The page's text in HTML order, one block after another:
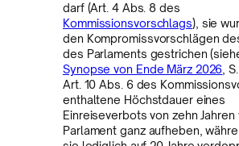
darf (Art. 4 Abs. 8 des
Kommissionsvorschlags), sie
den Kompromissvorschlägen
des Parlaments gestrichen
Synopse von Ende März 2026 ,
Art. 10 Abs. 6 des
enthaltene Höchstdauer eines
Einreiseverbots von zehn Jahren
Parlament ganz aufheben,